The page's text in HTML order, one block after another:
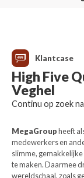
Klantcase
High Five
Veghel
Continu op zoek
MegaGroupheeft
medewerkers en
slimme,
te maken. Daarmee
wereldschaal, zoals